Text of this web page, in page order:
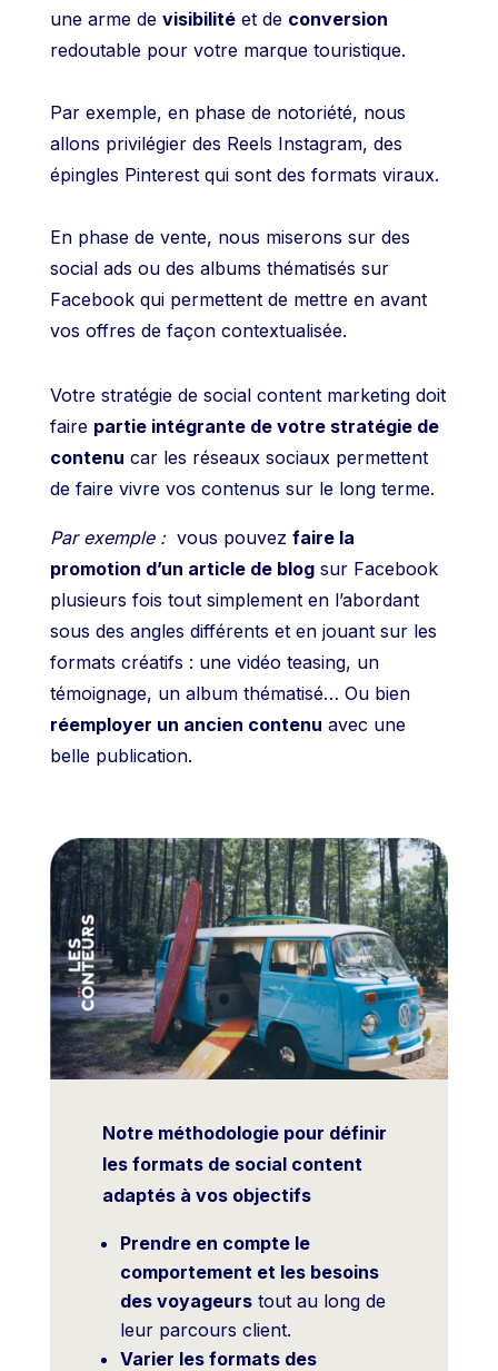
une arme de visibilitéet de conversion
redoutable pour votre marque touristique.
Par exemple, en phase de notoriété, nous
allons privilégier des Reels Instagram, des
épingles Pinterest qui sont des formats viraux.
En phase de vente, nous miserons sur des
social ads ou des albums thématisés sur
Facebook qui permettent de mettre en avant
vos offres de façon contextualisée.
Votre stratégie de social content marketing doit
faire partie intégrante de votre stratégie de
contenu car les réseaux sociaux permettent
de faire vivre vos contenus sur le long terme.
Par exemple :vous pouvez faire la
promotion d’un article de blogsur Facebook
plusieurs fois tout simplement en l’abordant
sous des angles différents et en jouant sur les
formats créatifs : une vidéo teasing, un
témoignage, un album thématisé… Ou bien
réemployer un ancien contenu avec une
belle publication.
Notre méthodologie pour définir
les formats de social content
adaptés à vos objectifs
Prendre en compte le
comportement et les besoins
des voyageurstout au long de
leur parcours client.
Varier les formats des